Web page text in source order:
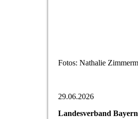
Fotos: Nathalie
29.06.2026
Landesverband Bayern